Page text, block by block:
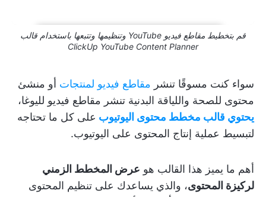
قم بتخطيط مقاطع فيديو YouTube وتنظيمها وتتبعها باستخدام قالب
ClickUp YouTube Content Planner
سواء كنت مسوقًا تنشر مقاطع فيديو لمنتجات أو منشئ
محتوى للصحة واللياقة البدنية تنشر مقاطع فيديو لليوغا،
يحتوي قالب مخطط محتوى اليوتيوب على كل ما تحتاجه
لتبسيط عملية إنتاج المحتوى على اليوتيوب.
أهم ما يميز هذا القالب هو عرض المخطط الزمني
لركيزة المحتوى، والذي يساعدك على تنظيم المحتوى